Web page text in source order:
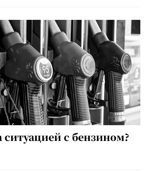
ситуацией с бензином?